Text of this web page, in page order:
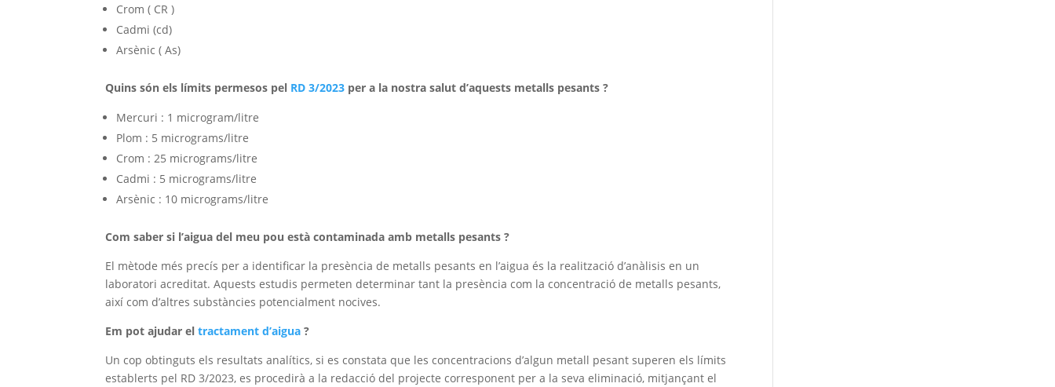
Crom ( CR )
Cadmi (cd)
Arsènic ( As)
Quins són els límits permesos pel RD 3/2023 per a la nostra salut d’aquests metalls pesants ?
Mercuri : 1 microgram/litre
Plom : 5 micrograms/litre
Crom : 25 micrograms/litre
Cadmi : 5 micrograms/litre
Arsènic : 10 micrograms/litre
Com saber si l’aigua del meu pou està contaminada amb metalls pesants ?
El mètode més precís per a identificar la presència de metalls pesants en l’aigua és la realització d’anàlisis en un
laboratori acreditat. Aquests estudis permeten determinar tant la presència com la concentració de metalls pesants,
així com d’altres substàncies potencialment nocives.
Em pot ajudar eltractament d’aigua ?
Un cop obtinguts els resultats analítics, si es constata que les concentracions d’algun metall pesant superen els límits
establerts pel RD 3/2023, es procedirà a la redacció del projecte corresponent per a la seva eliminació, mitjançant el